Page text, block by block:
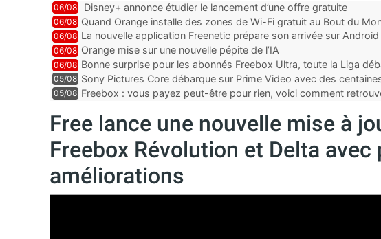
06/08 Disney+ annonce étudier le lancement d’une offre gratuite
06/08 Quand Orange installe des zones de Wi-Fi gratuit au Bout du
06/08 La nouvelle application Freenetic prépare son arrivée sur
abonnés Freebox, testez la
06/08 Orange mise sur une nouvelle pépite de l’IA
06/08 Bonne surprise pour les abonnés Freebox Ultra, toute la Liga
inclus
05/08 Sony Pictures Core débarque sur Prime Video avec des
05/08 Freebox : vous payez peut-être pour rien, voici comment
Free lance une nouvelle mise à
Freebox Révolution et Delta avec
améliorations